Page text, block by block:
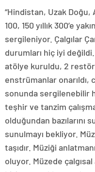
“Hindistan, Uzak Doğu,
100, 150 yıllık 300’e
sergileniyor. Çalgılar
durumları hiç iyi
atölye kuruldu, 2
enstrümanlar onarıldı,
sonunda sergilenebilir
teşhir ve tanzim
olduğundan bazılarını
sunulmayı bekliyor.
taşıdır. Müziği
oluyor. Müzede